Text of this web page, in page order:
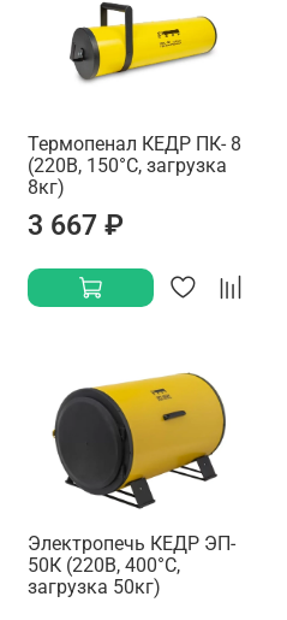
Термопенал КЕДР ПК- 8
(220В, 150°C, загрузка
8кг)
3 667 ₽
Электропечь КЕДР ЭП-
50К (220В, 400°C,
загрузка 50кг)